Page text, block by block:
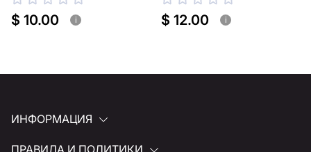
$ 10.00 i $ 12.00 i
ИНФОРМАЦИЯ
ПРАВИЛА И ПОЛИТИКИ